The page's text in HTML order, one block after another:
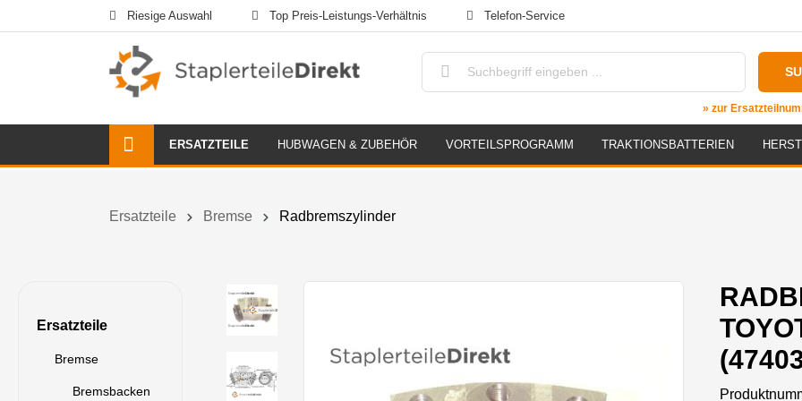
Riesige Auswahl Top Preis-Leistungs-Verhältnis Telefon-Service
» zur
ERSATZTEILE HUBWAGEN & ZUBEHÖR VORTEILSPROGRAMM TRAKTIONSBATTERIEN
Ersatzteile Bremse Radbremszylinder
Ersatzteile
Bremse
Bremsbacken